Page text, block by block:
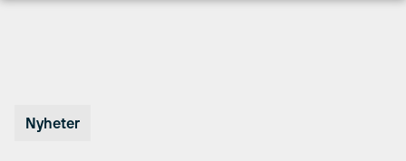
Nyheter